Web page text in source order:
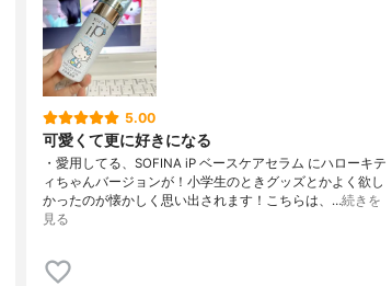
5.00
可愛くて更に好きになる
・愛用してる、SOFINA iP ベースケアセラム にハローキテ
ィちゃんバージョンが！小学生のときグッズとかよく欲し
かったのが懐かしく思い出されます！こちらは、…続きを
見る